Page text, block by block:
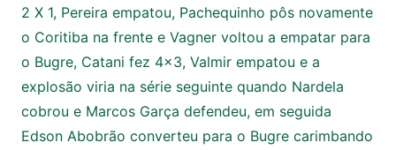
2 X 1, Pereira empatou, Pachequinho pôs novamente
o Coritiba na frente e Vagner voltou a empatar para
o Bugre, Catani fez 4×3, Valmir empatou e a
explosão viria na série seguinte quando Nardela
cobrou e Marcos Garça defendeu, em seguida
Edson Abobrão converteu para o Bugre carimbando